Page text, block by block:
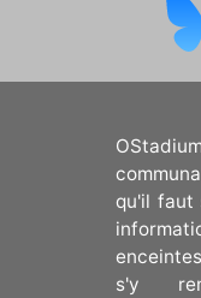
qu'il faut
s'y